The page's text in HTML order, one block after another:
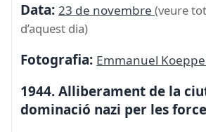
Data: 23 de novembre (veure
d’aquest dia)
Fotografia: Emmanuel
1944. Alliberament de la
dominació nazi per les